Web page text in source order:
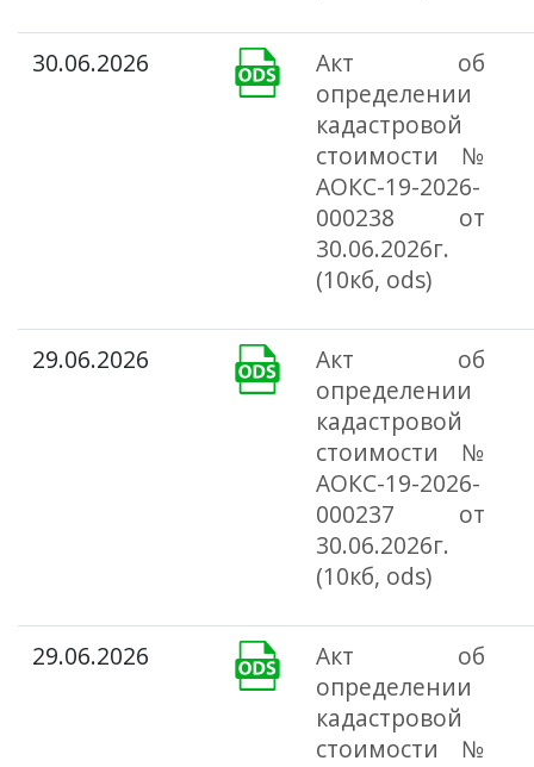
30.06.2026
Акт об
определении
кадастровой
стоимости №
АОКС-19-2026-
000238 от
30.06.2026г.
(10кб, ods)
29.06.2026
Акт об
определении
кадастровой
стоимости №
АОКС-19-2026-
000237 от
30.06.2026г.
(10кб, ods)
29.06.2026
Акт об
определении
кадастровой
стоимости №